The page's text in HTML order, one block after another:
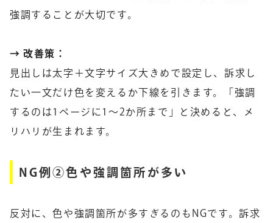
強調することが大切です。
→ 改善策：
見出しは太字＋文字サイズ大きめで設定し、訴求し
たい一文だけ色を変えるか下線を引きます。「強調
するのは1ページに1〜2か所まで」と決めると、メ
リハリが生まれます。
NG例②色や強調箇所が多い
反対に、色や強調箇所が多すぎるのもNGです。訴求